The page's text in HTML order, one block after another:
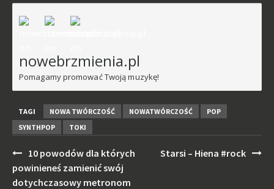
nowebrzmienia.pl
Pomagamy promować Twoją muzykę!
TAGI NOWA TWÓRCZOŚĆ NOWATWÓRCZOŚĆ
POP
SYNTHPOP
TOKI
Post
navigation
10 powodów dla których
powinieneś zamienić swój
dotychczasowy metronom
Starsi – Hiena #rock